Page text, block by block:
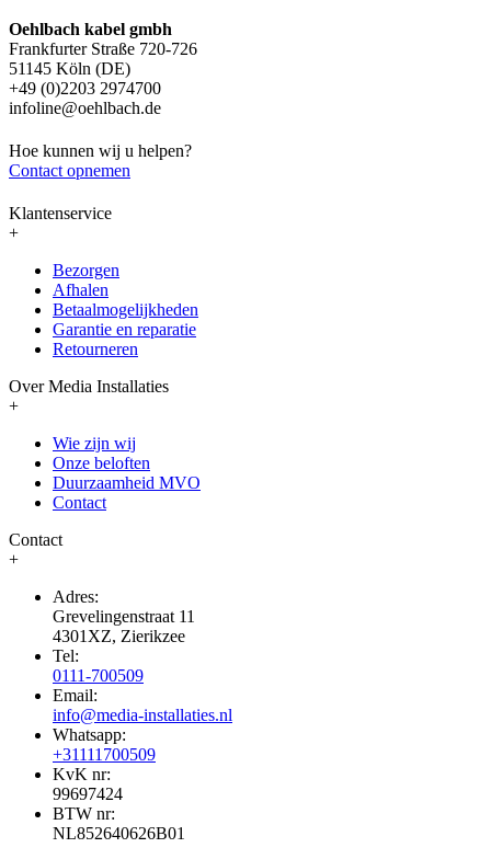
Oehlbach kabel gmbh
Frankfurter Straße 720-726
51145 Köln (DE)
+49 (0)2203 2974700
infoline@oehlbach.de
Hoe kunnen wij u helpen?
Contact opnemen
Klantenservice
+
Bezorgen
Afhalen
Betaalmogelijkheden
Garantie en reparatie
Retourneren
Over Media Installaties
+
Wie zijn wij
Onze beloften
Duurzaamheid MVO
Contact
Contact
+
Adres:
Grevelingenstraat 11
4301XZ, Zierikzee
Tel:
0111-700509
Email:
info@media-installaties.nl
Whatsapp:
+31111700509
KvK nr:
99697424
BTW nr:
NL852640626B01